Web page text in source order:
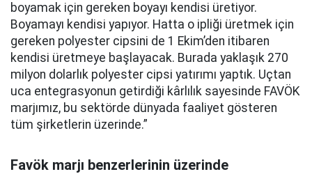
boyamak için gereken boyayı kendisi üretiyor.
Boyamayı kendisi yapıyor. Hatta o ipliği üretmek için
gereken polyester cipsini de 1 Ekim’den itibaren
kendisi üretmeye başlayacak. Burada yaklaşık 270
milyon dolarlık polyester cipsi yatırımı yaptık. Uçtan
uca entegrasyonun getirdiği kârlılık sayesinde FAVÖK
marjımız, bu sektörde dünyada faaliyet gösteren
tüm şirketlerin üzerinde.”
Favök marjı benzerlerinin üzerinde